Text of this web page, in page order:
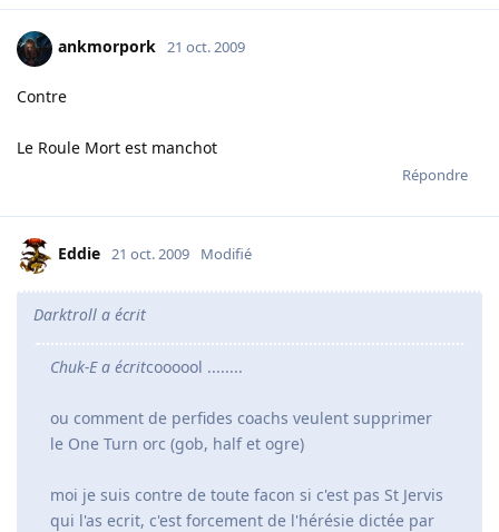
ankmorpork 21 oct. 2009
Contre
Le Roule Mort est manchot
Répondre
Eddie 21 oct. 2009 Modifié
Darktroll a écrit
Chuk-E a écritcoooool ........
ou comment de perfides coachs veulent supprimer
le One Turn orc (gob, half et ogre)
moi je suis contre de toute facon si c'est pas St Jervis
qui l'as ecrit, c'est forcement de l'hérésie dictée par